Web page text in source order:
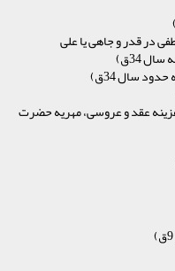
در قدر و جاهی یا علی
نور (19 ذی الحجه سال 2ق )هزینه عقد و عروسی، مهریه حضرت